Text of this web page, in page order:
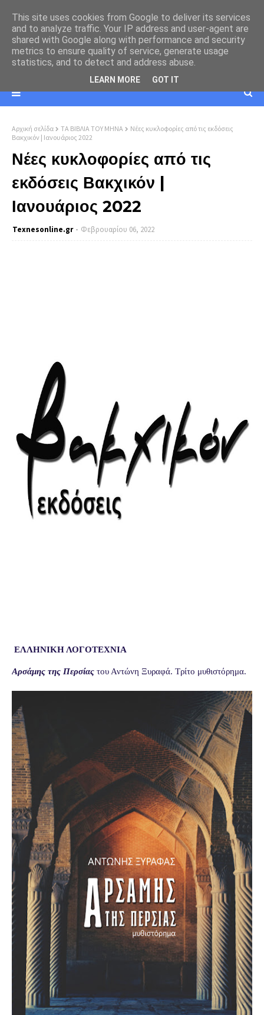
Αρχική σελίδα ΤΑ ΒΙΒΛΙΑ ΤΟΥ ΜΗΝΑ
Νέες κυκλοφορίες από τις εκδόσεις
Βακχικόν | Ιανουάριος 2022
Νέες κυκλοφορίες από τις
εκδόσεις Βακχικόν |
Ιανουάριος 2022
Texnesοnline.gr Φεβρουαρίου 06, 2022
ΕΛΛΗΝΙΚΗ ΛΟΓΟΤΕΧΝΙΑ
Αρσάμης της Περσίας του Αντώνη Ξυραφά. Τρίτο μυθιστόρημα.
This site uses cookies from Google to deliver its services
and to analyze traffic. Your IP address and user-agent are
shared with Google along with performance and security
metrics to ensure quality of service, generate usage
statistics, and to detect and address abuse.
LEARN MORE GOT IT